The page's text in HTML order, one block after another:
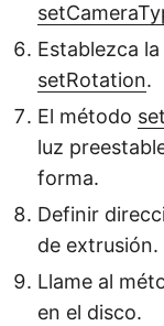
Establezca
setRotation.
El método
luz
forma.
Definir
de extrusión.
Llame al
en el disco.